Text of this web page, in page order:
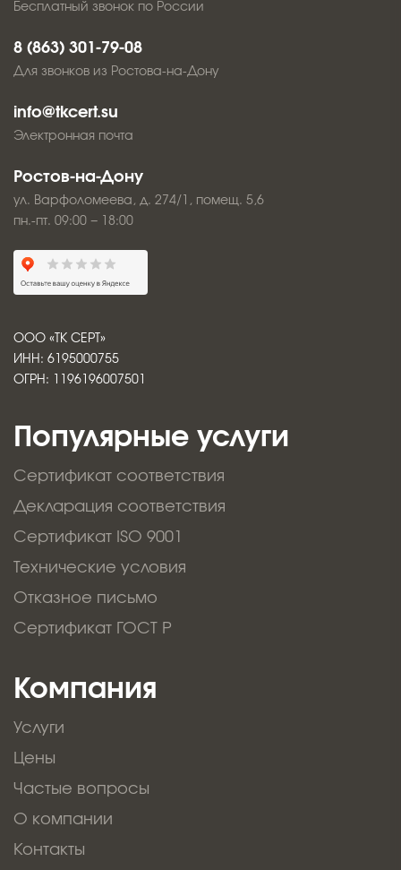
Популярные услуги
Сертификат соответствия
Декларация соответствия
Сертификат ISO 9001
Технические условия
Отказное письмо
Сертификат ГОСТ Р
Компания
Услуги
Цены
Частые вопросы
О компании
Контакты
Бесплатный звонок по России
8 (863) 301-79-08
Для звонков из Ростова-на-Дону
info@tkcert.su
Электронная почта
Ростов-на-Дону
ул. Варфоломеева, д. 274/1, помещ. 5,6
пн.-пт. 09:00 − 18:00
ООО «ТК СЕРТ»
ИНН: 6195000755
ОГРН: 1196196007501